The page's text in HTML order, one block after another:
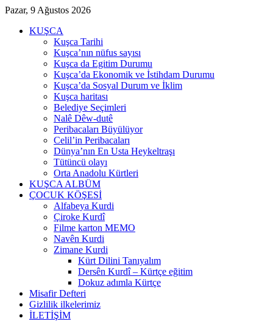
Pazar, 9 Ağustos 2026
KUŞCA
Kuşca Tarihi
Kuşca’nın nüfus sayısı
Kuşca da Egitim Durumu
Kuşca’da Ekonomik ve İstihdam Durumu
Kuşca’da Sosyal Durum ve İklim
Kuşca haritası
Belediye Seçimleri
Nalê Dêw-dutê
Peribacaları Büyülüyor
Celil’in Peribacaları
Dünya’nın En Usta Heykeltraşı
Tütüncü olayı
Orta Anadolu Kürtleri
KUŞCA ALBÜM
ÇOCUK KÖŞESİ
Alfabeya Kurdi
Çiroke Kurdî
Filme karton MEMO
Navên Kurdi
Zimane Kurdi
Kürt Dilini Tanıyalım
Dersên Kurdî – Kürtçe eğitim
Dokuz adımla Kürtçe
Misafir Defteri
Gizlilik ilkelerimiz
İLETİŞİM